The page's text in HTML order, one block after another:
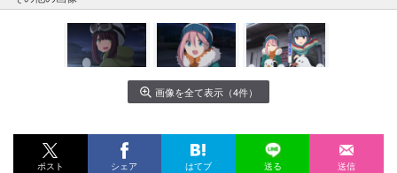
画像を全て表示（4件）
ポスト シェア はてブ 送る 送信